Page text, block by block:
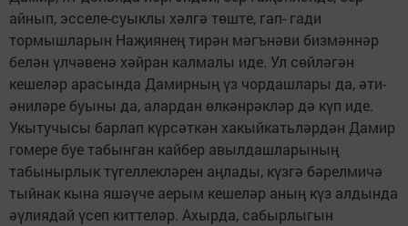
айнып, эсселе-суыклы хәлгә төште, гап- гади
тормышларын Наҗиянең тирән мәгънәви бизмәннәр
белән үлчәвенә хәйран калмалы иде. Ул сөйләгән
кешеләр арасында Дамирның үз чордашлары да, әти-
әниләре буыны да, алардан өлкәнрәкләр дә күп иде.
Укытучысы барлап күрсәткән хакыйкатьләрдән Дамир
гомере буе табынган кайбер авылдашларының
табынырлык түгеллекләрен аңлады, күзгә бәрелмичә
тыйнак кына яшәүче аерым кешеләр аның күз алдында
әүлиядай үсеп киттеләр. Ахырда, сабырлыгын